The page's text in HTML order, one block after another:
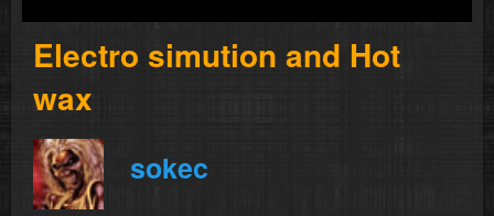
Electro simution and Hot
wax
sokec